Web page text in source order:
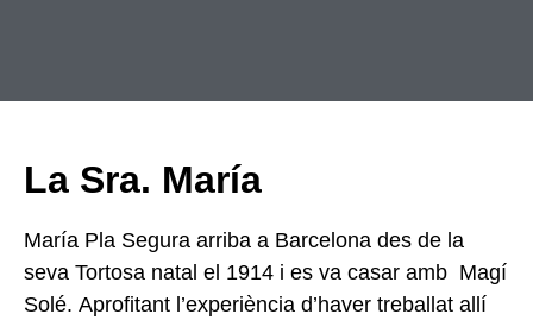
La Sra. María
María Pla Segura arriba a Barcelona des de la
seva Tortosa natal el 1914 i es va casar amb Magí
Solé. Aprofitant l’experiència d’haver treballat allí